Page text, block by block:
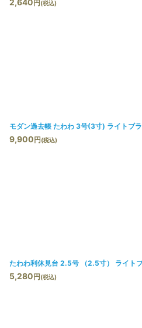
2,640 円 (税込)
モダン過去帳 たわわ 3号(3寸) ライトブ
9,900 円 (税込)
たわわ利休見台 2.5号 （2.5寸） ライト
5,280 円 (税込)